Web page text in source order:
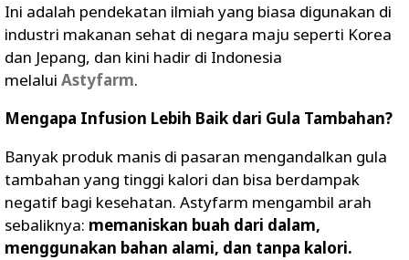
Ini adalah pendekatan ilmiah yang biasa digunakan di
industri makanan sehat di negara maju seperti Korea
dan Jepang, dan kini hadir di Indonesia
melalui Astyfarm.
Mengapa Infusion Lebih Baik dari Gula Tambahan?
Banyak produk manis di pasaran mengandalkan gula
tambahan yang tinggi kalori dan bisa berdampak
negatif bagi kesehatan. Astyfarm mengambil arah
sebaliknya: memaniskan buah dari dalam,
menggunakan bahan alami, dan tanpa kalori.